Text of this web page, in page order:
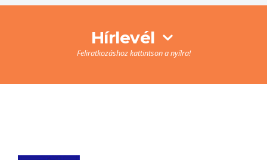
Hírlevél
Feliratkozáshoz kattintson a nyílra!